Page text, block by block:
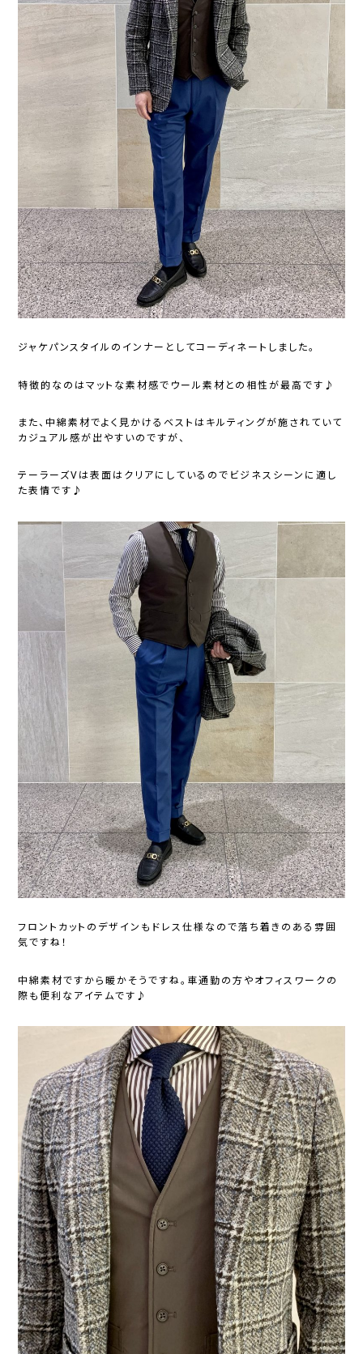
ジャケパンスタイルのインナーとしてコーディネートしました。
特徴的なのはマットな素材感でウール素材との相性が最高です♪
また、中綿素材でよく見かけるベストはキルティングが施されていて
カジュアル感が出やすいのですが、
テーラーズVは表面はクリアにしているのでビジネスシーンに適し
た表情です♪
フロントカットのデザインもドレス仕様なので落ち着きのある雰囲
気ですね！
中綿素材ですから暖かそうですね。車通勤の方やオフィスワークの
際も便利なアイテムです♪